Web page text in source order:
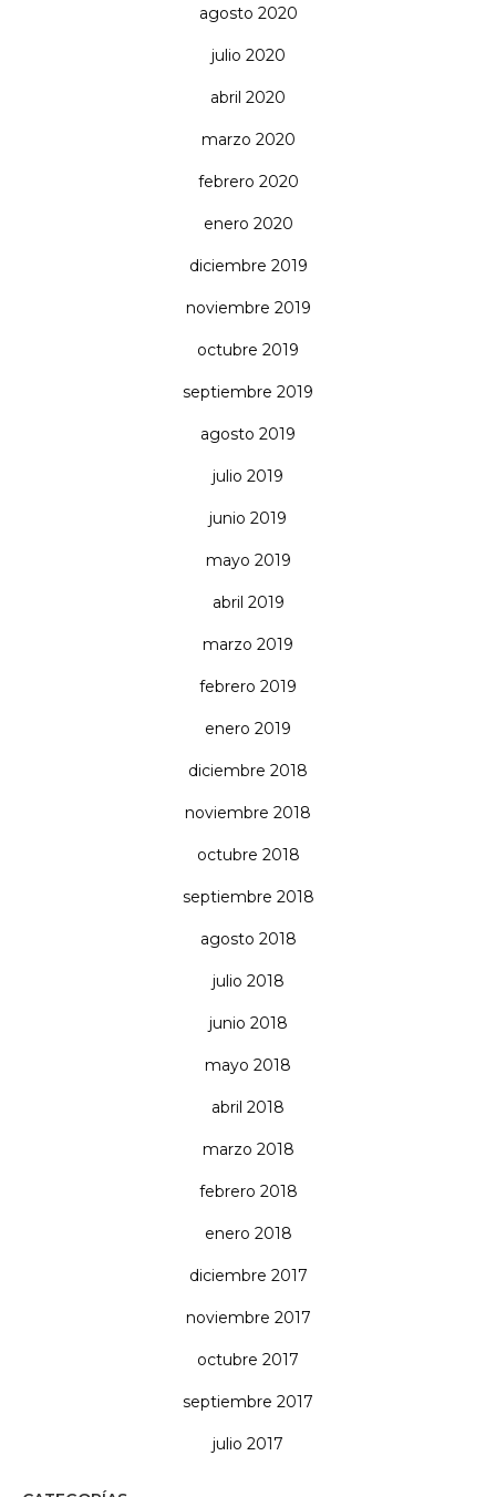
agosto 2020
julio 2020
abril 2020
marzo 2020
febrero 2020
enero 2020
diciembre 2019
noviembre 2019
octubre 2019
septiembre 2019
agosto 2019
julio 2019
junio 2019
mayo 2019
abril 2019
marzo 2019
febrero 2019
enero 2019
diciembre 2018
noviembre 2018
octubre 2018
septiembre 2018
agosto 2018
julio 2018
junio 2018
mayo 2018
abril 2018
marzo 2018
febrero 2018
enero 2018
diciembre 2017
noviembre 2017
octubre 2017
septiembre 2017
julio 2017